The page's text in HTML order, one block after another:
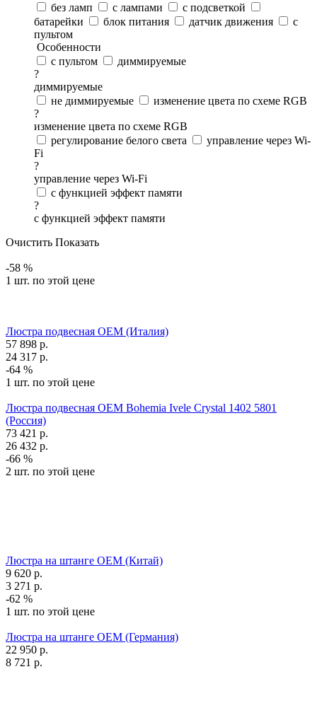
без ламп
с лампами
с подсветкой
батарейки
блок питания датчик движения
с
пультом
Особенности
с пультом
диммируемые
?
диммируемые
не диммируемые
изменение цвета по схеме RGB
?
изменение цвета по схеме RGB
регулирование белого света
управление через Wi-
Fi
?
управление через Wi-Fi
с функцией эффект памяти
?
с функцией эффект памяти
Очистить Показать
-58 %
1 шт. по этой цене
Люстра подвесная OEM (Италия)
57 898 р.
24 317 р.
-64 %
1 шт. по этой цене
Люстра подвесная OEM Bohemia Ivele Crystal 1402 5801
(Россия)
73 421 р.
26 432 р.
-66 %
2 шт. по этой цене
Люстра на штанге OEM (Китай)
9 620 р.
3 271 р.
-62 %
1 шт. по этой цене
Люстра на штанге OEM (Германия)
22 950 р.
8 721 р.